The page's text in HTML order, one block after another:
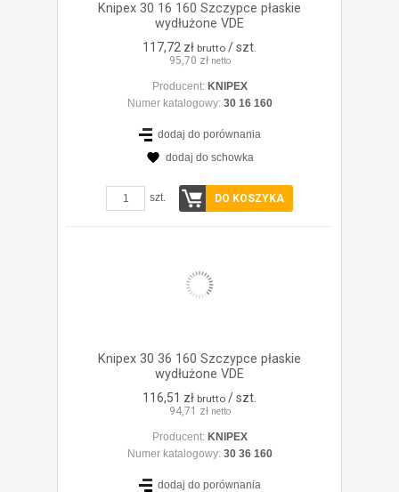
Knipex 30 16 160 Szczypce płaskie
wydłużone VDE
117,72 zł brutto / szt.
95,70 zł netto
Producent: KNIPEX
Numer katalogowy: 30 16 160
dodaj do porównania
dodaj do schowka
szt. DO KOSZYKA
Knipex 30 36 160 Szczypce płaskie
wydłużone VDE
116,51 zł brutto / szt.
94,71 zł netto
Producent: KNIPEX
Numer katalogowy: 30 36 160
dodaj do porównania